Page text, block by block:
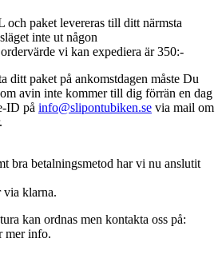
och paket levereras till ditt närmsta
inte ut någon
vi kan expediera är 350:-
ditt paket på ankomstdagen måste Du
avin inte kommer till dig förrän en dag
ID på info@slipontubiken.se via mail om
bra betalningsmetod har vi nu anslutit
via klarna.
kan ordnas men kontakta oss på:
mer info.